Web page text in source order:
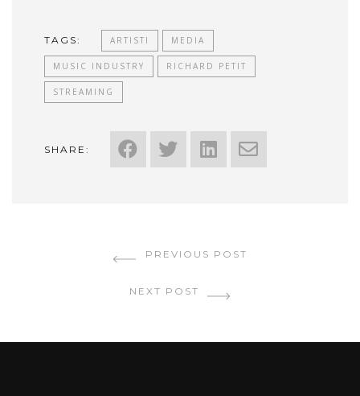
TAGS: ARTISTI MEDIA
MUSIC INDUSTRY RICHARD PETIT
STREAMING
SHARE:
PREVIOUS POST
NEXT POST